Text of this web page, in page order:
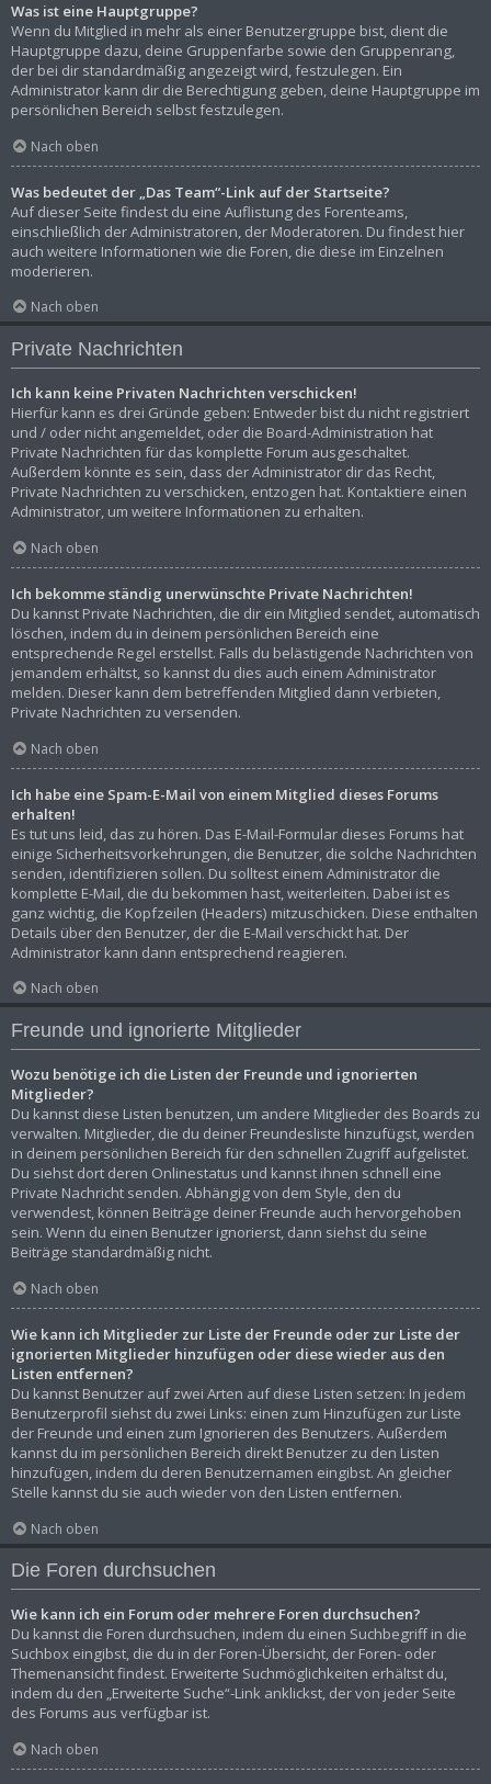
Was ist eine Hauptgruppe?
Wenn du Mitglied in mehr als einer Benutzergruppe bist, dient die
Hauptgruppe dazu, deine Gruppenfarbe sowie den Gruppenrang,
der bei dir standardmäßig angezeigt wird, festzulegen. Ein
Administrator kann dir die Berechtigung geben, deine Hauptgruppe im
persönlichen Bereich selbst festzulegen.
Nach oben
Was bedeutet der „Das Team“-Link auf der Startseite?
Auf dieser Seite findest du eine Auflistung des Forenteams,
einschließlich der Administratoren, der Moderatoren. Du findest hier
auch weitere Informationen wie die Foren, die diese im Einzelnen
moderieren.
Nach oben
Private Nachrichten
Ich kann keine Privaten Nachrichten verschicken!
Hierfür kann es drei Gründe geben: Entweder bist du nicht registriert
und / oder nicht angemeldet, oder die Board-Administration hat
Private Nachrichten für das komplette Forum ausgeschaltet.
Außerdem könnte es sein, dass der Administrator dir das Recht,
Private Nachrichten zu verschicken, entzogen hat. Kontaktiere einen
Administrator, um weitere Informationen zu erhalten.
Nach oben
Ich bekomme ständig unerwünschte Private Nachrichten!
Du kannst Private Nachrichten, die dir ein Mitglied sendet, automatisch
löschen, indem du in deinem persönlichen Bereich eine
entsprechende Regel erstellst. Falls du belästigende Nachrichten von
jemandem erhältst, so kannst du dies auch einem Administrator
melden. Dieser kann dem betreffenden Mitglied dann verbieten,
Private Nachrichten zu versenden.
Nach oben
Ich habe eine Spam-E-Mail von einem Mitglied dieses Forums
erhalten!
Es tut uns leid, das zu hören. Das E-Mail-Formular dieses Forums hat
einige Sicherheitsvorkehrungen, die Benutzer, die solche Nachrichten
senden, identifizieren sollen. Du solltest einem Administrator die
komplette E-Mail, die du bekommen hast, weiterleiten. Dabei ist es
ganz wichtig, die Kopfzeilen (Headers) mitzuschicken. Diese enthalten
Details über den Benutzer, der die E-Mail verschickt hat. Der
Administrator kann dann entsprechend reagieren.
Nach oben
Freunde und ignorierte Mitglieder
Wozu benötige ich die Listen der Freunde und ignorierten
Mitglieder?
Du kannst diese Listen benutzen, um andere Mitglieder des Boards zu
verwalten. Mitglieder, die du deiner Freundesliste hinzufügst, werden
in deinem persönlichen Bereich für den schnellen Zugriff aufgelistet.
Du siehst dort deren Onlinestatus und kannst ihnen schnell eine
Private Nachricht senden. Abhängig von dem Style, den du
verwendest, können Beiträge deiner Freunde auch hervorgehoben
sein. Wenn du einen Benutzer ignorierst, dann siehst du seine
Beiträge standardmäßig nicht.
Nach oben
Wie kann ich Mitglieder zur Liste der Freunde oder zur Liste der
ignorierten Mitglieder hinzufügen oder diese wieder aus den
Listen entfernen?
Du kannst Benutzer auf zwei Arten auf diese Listen setzen: In jedem
Benutzerprofil siehst du zwei Links: einen zum Hinzufügen zur Liste
der Freunde und einen zum Ignorieren des Benutzers. Außerdem
kannst du im persönlichen Bereich direkt Benutzer zu den Listen
hinzufügen, indem du deren Benutzernamen eingibst. An gleicher
Stelle kannst du sie auch wieder von den Listen entfernen.
Nach oben
Die Foren durchsuchen
Wie kann ich ein Forum oder mehrere Foren durchsuchen?
Du kannst die Foren durchsuchen, indem du einen Suchbegriff in die
Suchbox eingibst, die du in der Foren-Übersicht, der Foren- oder
Themenansicht findest. Erweiterte Suchmöglichkeiten erhältst du,
indem du den „Erweiterte Suche“-Link anklickst, der von jeder Seite
des Forums aus verfügbar ist.
Nach oben